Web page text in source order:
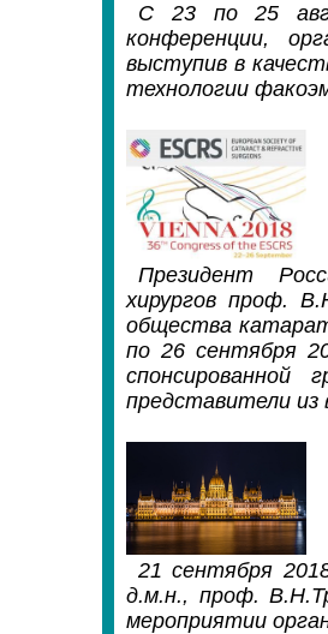
С 23 по 25
конференции,
выступив в
технологии
Президент
хирургов проф.
общества
по 26 сентября
представители из
21 сентября
д.м.н., проф.
мероприятии